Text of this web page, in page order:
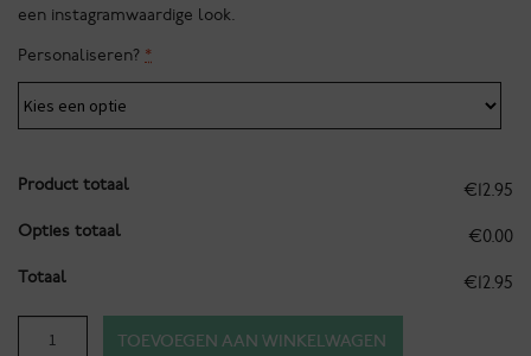
een instagramwaardige look.
Personaliseren? *
Product totaal €12.95
Opties totaal €0.00
Totaal €12.95
TOEVOEGEN AAN WINKELWAGEN